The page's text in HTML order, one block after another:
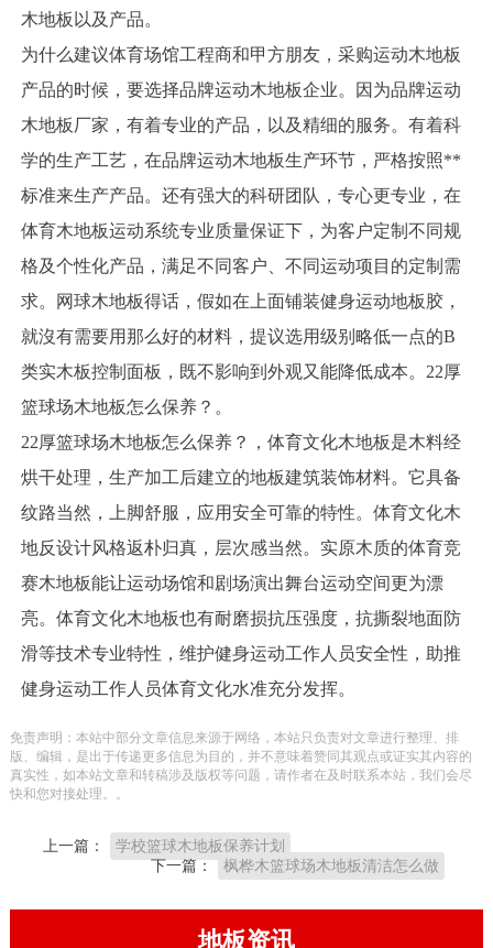
木地板以及产品。
为什么建议体育场馆工程商和甲方朋友，采购运动木地板
产品的时候，要选择品牌运动木地板企业。因为品牌运动
木地板厂家，有着专业的产品，以及精细的服务。有着科
学的生产工艺，在品牌运动木地板生产环节，严格按照**
标准来生产产品。还有强大的科研团队，专心更专业，在
体育木地板运动系统专业质量保证下，为客户定制不同规
格及个性化产品，满足不同客户、不同运动项目的定制需
求。网球木地板得话，假如在上面铺装健身运动地板胶，
就沒有需要用那么好的材料，提议选用级别略低一点的B
类实木板控制面板，既不影响到外观又能降低成本。22厚
篮球场木地板怎么保养？。
22厚篮球场木地板怎么保养？，体育文化木地板是木料经
烘干处理，生产加工后建立的地板建筑装饰材料。它具备
纹路当然，上脚舒服，应用安全可靠的特性。体育文化木
地反设计风格返朴归真，层次感当然。实原木质的体育竞
赛木地板能让运动场馆和剧场演出舞台运动空间更为漂
亮。体育文化木地板也有耐磨损抗压强度，抗撕裂地面防
滑等技术专业特性，维护健身运动工作人员安全性，助推
健身运动工作人员体育文化水准充分发挥。
免责声明：本站中部分文章信息来源于网络，本站只负责对文章进行整理、排
版、编辑，是出于传递更多信息为目的，并不意味着赞同其观点或证实其内容的
真实性，如本站文章和转稿涉及版权等问题，请作者在及时联系本站，我们会尽
快和您对接处理。。
上一篇：
学校篮球木地板保养计划
下一篇：
枫桦木篮球场木地板清洁怎么做
地板资讯